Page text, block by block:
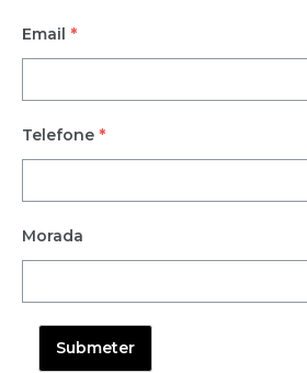
Email *
Telefone *
Morada
Submeter